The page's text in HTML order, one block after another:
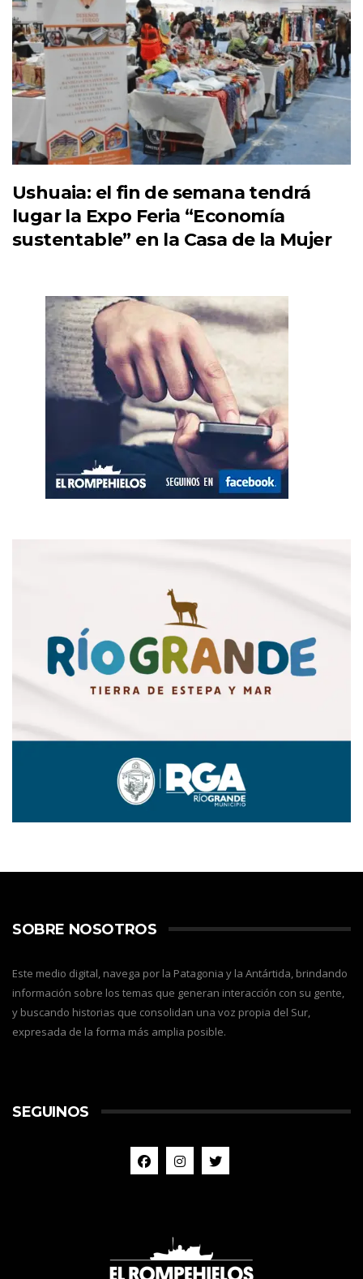
Ushuaia: el fin de semana tendrá
lugar la Expo Feria “Economía
sustentable” en la Casa de la Mujer
SOBRE NOSOTROS
Este medio digital, navega por la Patagonia y la Antártida, brindando
información sobre los temas que generan interacción con su gente,
y buscando historias que consolidan una voz propia del Sur,
expresada de la forma más amplia posible.
SEGUINOS